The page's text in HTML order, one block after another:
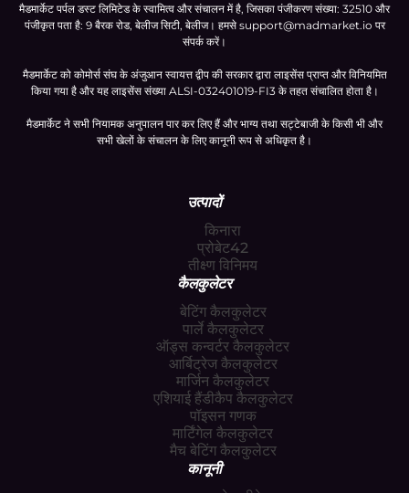
मैडमार्केट पर्पल डस्ट लिमिटेड के स्वामित्व और संचालन में है, जिसका पंजीकरण संख्या: 32510 और
पंजीकृत पता है: 9 बैरक रोड, बेलीज सिटी, बेलीज। हमसे support@madmarket.io पर
संपर्क करें।
मैडमार्केट को कोमोर्स संघ के अंजुआन स्वायत्त द्वीप की सरकार द्वारा लाइसेंस प्राप्त और विनियमित
किया गया है और यह लाइसेंस संख्या ALSI-032401019-FI3 के तहत संचालित होता है।
मैडमार्केट ने सभी नियामक अनुपालन पार कर लिए हैं और भाग्य तथा सट्टेबाजी के किसी भी और
सभी खेलों के संचालन के लिए कानूनी रूप से अधिकृत है।
उत्पादों
किनारा
प्रोबेट42
तीक्ष्ण विनिमय
कैलकुलेटर
बेटिंग कैलकुलेटर
पार्ले कैलकुलेटर
ऑड्स कन्वर्टर कैलकुलेटर
आर्बिट्रेज कैलकुलेटर
मार्जिन कैलकुलेटर
एशियाई हैंडीकैप कैलकुलेटर
पॉइसन गणक
मार्टिंगेल कैलकुलेटर
मैच बेटिंग कैलकुलेटर
कानूनी